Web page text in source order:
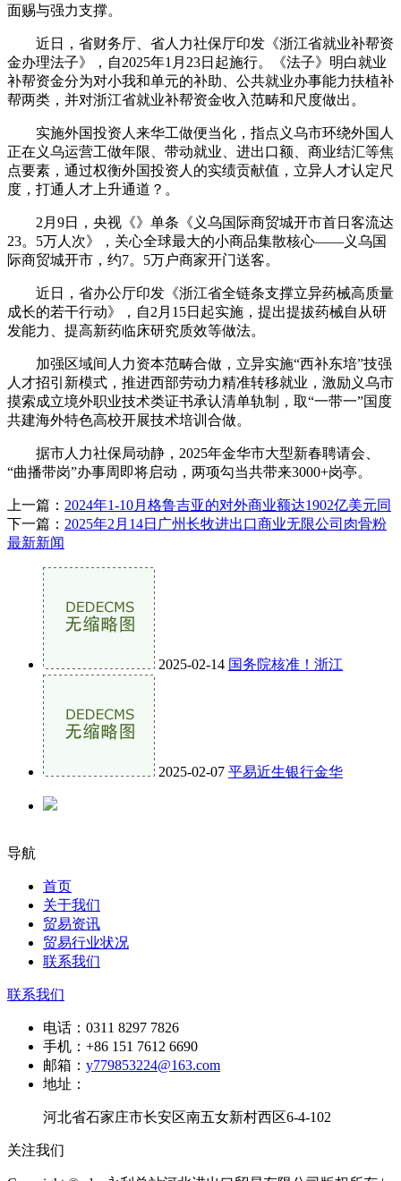
面赐与强力支撑。
近日，省财务厅、省人力社保厅印发《浙江省就业补帮资
金办理法子》，自2025年1月23日起施行。《法子》明白就业
补帮资金分为对小我和单元的补助、公共就业办事能力扶植补
帮两类，并对浙江省就业补帮资金收入范畴和尺度做出。
实施外国投资人来华工做便当化，指点义乌市环绕外国人
正在义乌运营工做年限、带动就业、进出口额、商业结汇等焦
点要素，通过权衡外国投资人的实绩贡献值，立异人才认定尺
度，打通人才上升通道？。
2月9日，央视《》单条《义乌国际商贸城开市首日客流达
23。5万人次》，关心全球最大的小商品集散核心——义乌国
际商贸城开市，约7。5万户商家开门送客。
近日，省办公厅印发《浙江省全链条支撑立异药械高质量
成长的若干行动》，自2月15日起实施，提出提拔药械自从研
发能力、提高新药临床研究质效等做法。
加强区域间人力资本范畴合做，立异实施“西补东培”技强
人才招引新模式，推进西部劳动力精准转移就业，激励义乌市
摸索成立境外职业技术类证书承认清单轨制，取“一带一”国度
共建海外特色高校开展技术培训合做。
据市人力社保局动静，2025年金华市大型新春聘请会、
“曲播带岗”办事周即将启动，两项勾当共带来3000+岗亭。
上一篇： 2024年1-10月格鲁吉亚的对外商业额达1902亿美元同
下一篇： 2025年2月14日广州长牧进出口商业无限公司肉骨粉
最新新闻
2025-02-14 国务院核准！浙江
2025-02-07 平易近生银行金华
导航
首页
关于我们
贸易资讯
贸易行业状况
联系我们
联系我们
电话： 0311 8297 7826
手机： +86 151 7612 6690
邮箱： y779853224@163.com
地址：
河北省石家庄市长安区南五女新村西区6-4-102
关注我们